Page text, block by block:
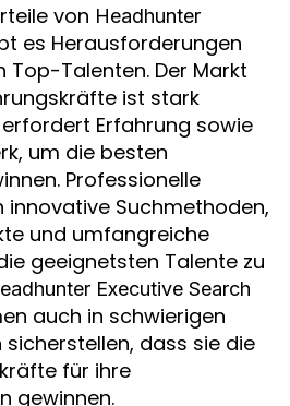
von Headhunter
es Herausforderungen
Top-Talenten. Der Markt
ist stark
Erfahrung sowie
um die besten
Professionelle
innovative Suchmethoden,
und umfangreiche
geeignetsten Talente zu
Executive Search
auch in schwierigen
dass sie die
für ihre
gewinnen.